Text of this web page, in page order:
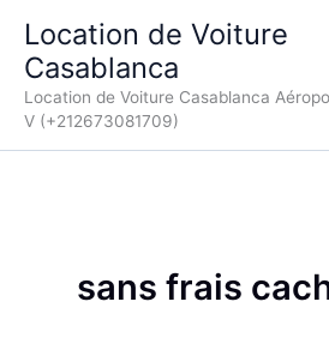
contenu
Location de Voiture
Casablanca
Location de Voiture Casablanca
V (+212673081709)
sans frais